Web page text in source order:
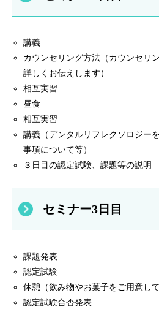
講義
カウンセリング方法（カウンセリ
詳しくお伝えします）
相互実習
昼食
相互実習
講義（デンタルリフレクソロジー
事項について等）
３日目の認定試験、課題等の説明
セミナー3日目
課題発表
認定試験
休憩（飲み物やお菓子をご用意して
認定試験合否発表